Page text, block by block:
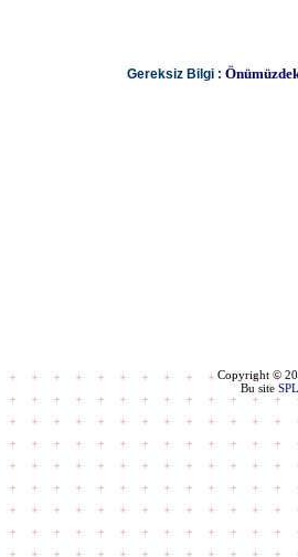
Gereksiz Bilgi :
Copyright ©
Bu site SPL